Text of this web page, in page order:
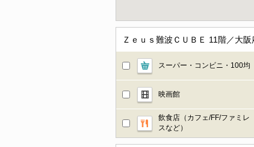
Ｚｅｕｓ難波ＣＵＢＥ 11階／大
スーパー・コンビニ・100均
映画館
飲食店（カフェ/FF/ファミレ
スなど）